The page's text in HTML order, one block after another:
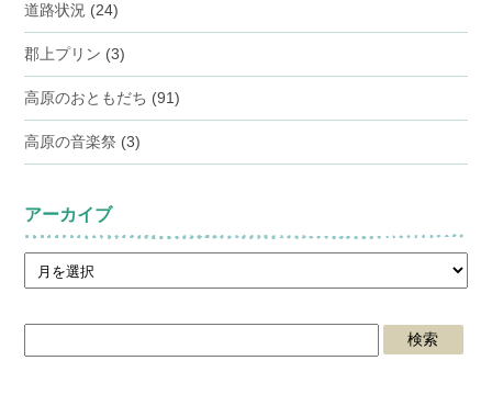
道路状況 (24)
郡上プリン (3)
高原のおともだち (91)
高原の音楽祭 (3)
アーカイブ